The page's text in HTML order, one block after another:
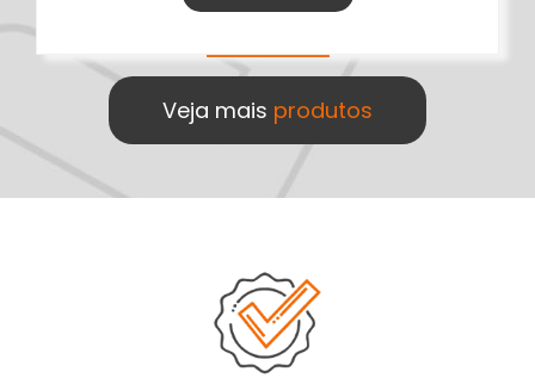
Veja mais produtos